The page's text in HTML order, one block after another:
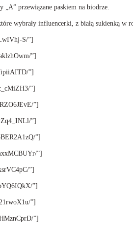
„A” przewiązane paskiem na biodrze.
wybrały influencerki, z białą sukienką w
S/”]
”]
”]
”]
”]
”]
”]
”]
”]
”]
”]
”]